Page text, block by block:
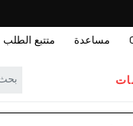
مساعدة متتبع الطلب